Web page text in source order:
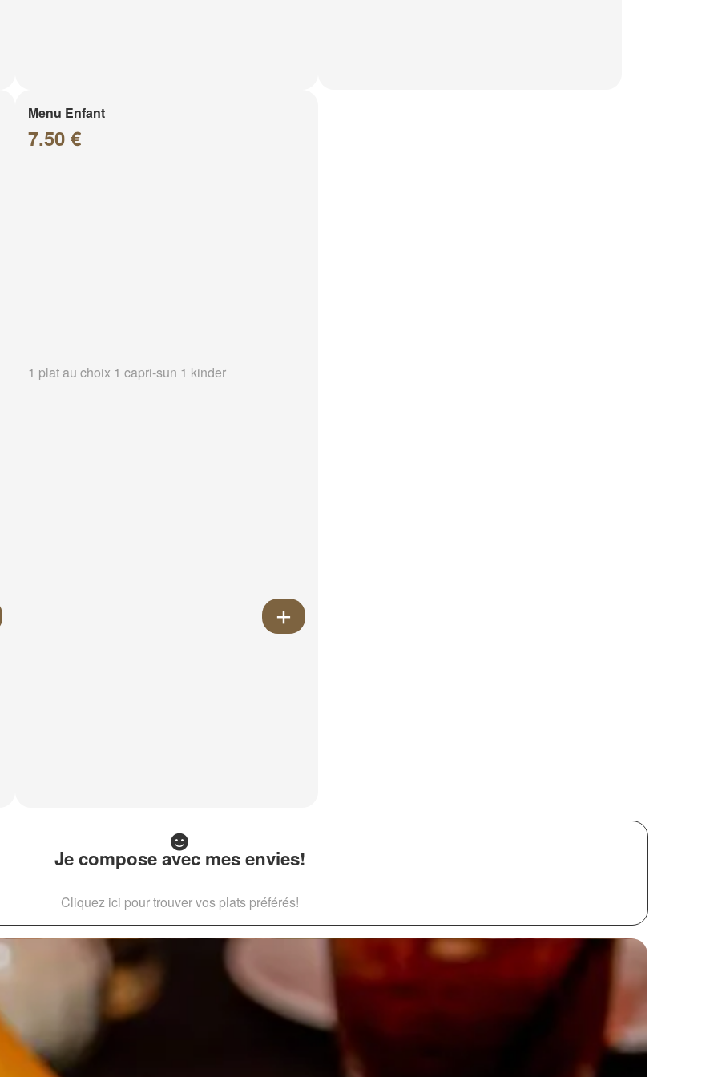
Menu Enfant
7.50 €
1 plat au choix 1 capri-sun 1 kinder
Je compose avec mes envies!
Cliquez ici pour trouver vos plats préférés!